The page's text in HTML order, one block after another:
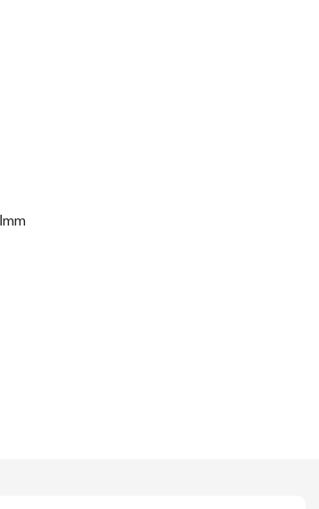
الحزمة حجم: 580*260*180mm